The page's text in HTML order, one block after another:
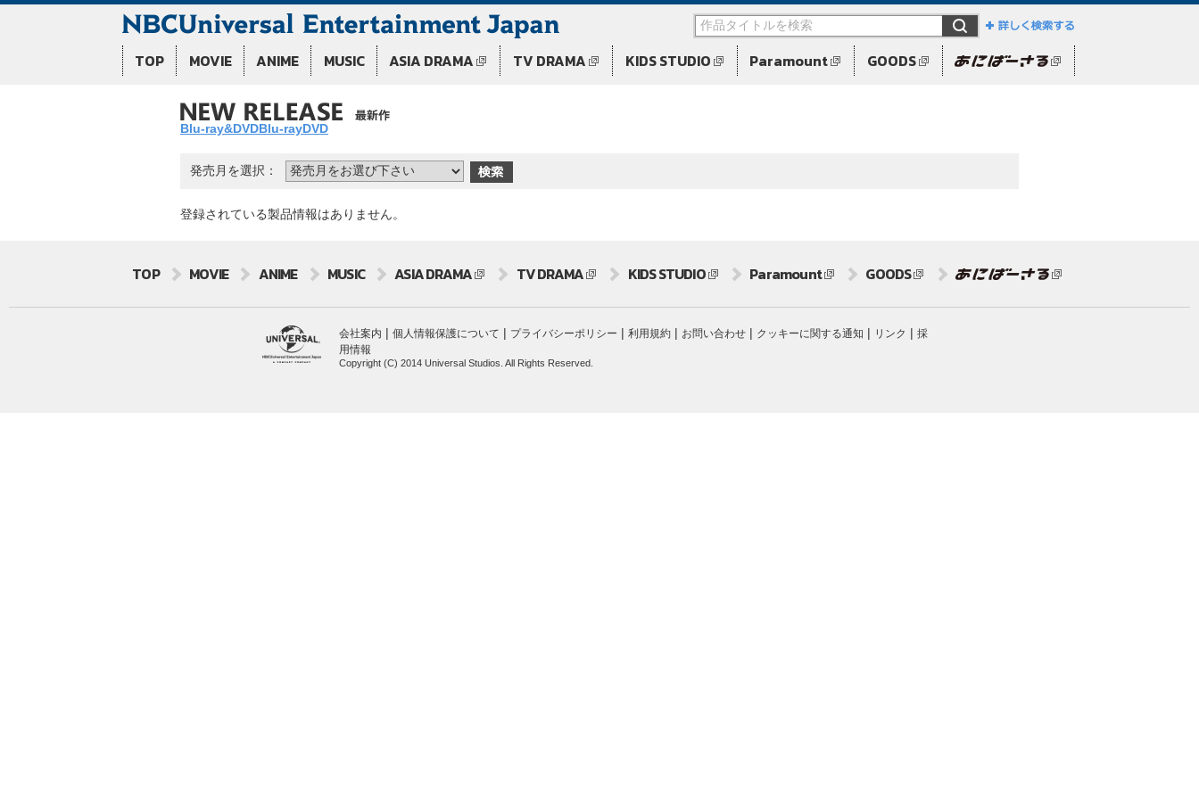
TOP MOVIE ANIME MUSIC ASIA DRAMA TV DRAMA KIDS STUDIO Paramount GOODS Paramount
Blu-ray&DVDBlu-rayDVD
発売月を選択：
登録されている製品情報はありません。
TOP MOVIE ANIME MUSIC ASIA DRAMA TV DRAMA KIDS STUDIO Paramount GOODS Paramount
会社案内 | 個人情報保護について | プライバシーポリシー | 利用規約 | お問い合わせ | クッキーに関する通知 | リンク | 採
用情報
Copyright (C) 2014 Universal Studios. All Rights Reserved.